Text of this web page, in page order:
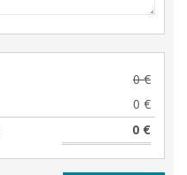
0 €
0 €
0 €